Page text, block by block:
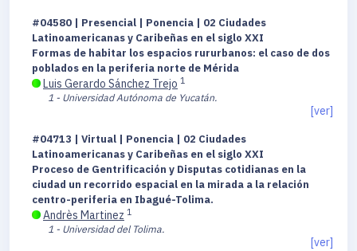
#04580 | Presencial | Ponencia | 02 Ciudades
Latinoamericanas y Caribeñas en el siglo XXI
Formas de habitar los espacios rururbanos: el caso de dos
poblados en la periferia norte de Mérida
Luis Gerardo Sánchez Trejo 1
1 - Universidad Autónoma de Yucatán.
[ver]
#04713 | Virtual | Ponencia | 02 Ciudades
Latinoamericanas y Caribeñas en el siglo XXI
Proceso de Gentrificación y Disputas cotidianas en la
ciudad un recorrido espacial en la mirada a la relación
centro-periferia en Ibagué-Tolima.
Andrès Martinez 1
1 - Universidad del Tolima.
[ver]